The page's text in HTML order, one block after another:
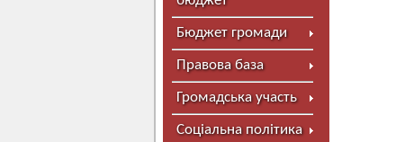
Бюджет громади
Правова база
Громадська участь
Соціальна політика